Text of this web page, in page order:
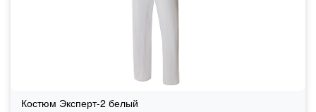
Костюм Эксперт-2 белый